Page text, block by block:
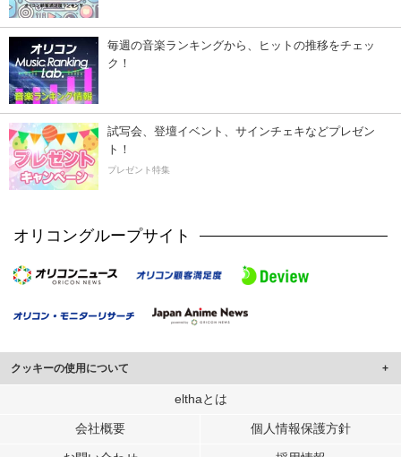
毎週の音楽ランキングから、ヒットの推移をチェッ
ク！
試写会、登壇イベント、サインチェキなどプレゼン
ト！
プレゼント特集
オリコングループサイト
クッキーの使用について
このサイトでは Cookie を使用して、ユーザーに合わせたコンテンツや広告の
行っています。
elthaとは
会社概要 個人情報保護方針